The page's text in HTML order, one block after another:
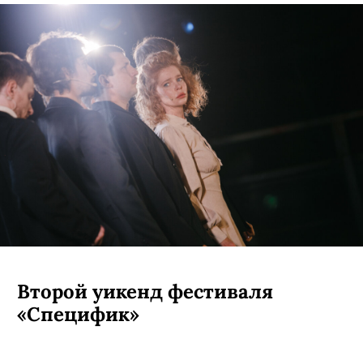
Второй уикенд фестиваля
«Специфик»